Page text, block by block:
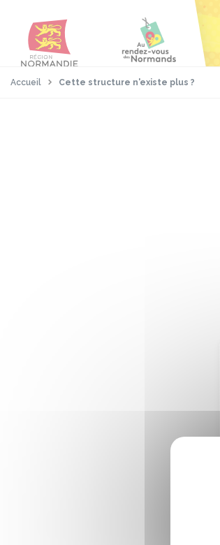
contenu
principal
page
Accueil Cette structure n'existe plus ?